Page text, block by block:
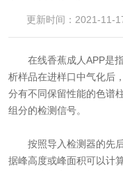
联
更新时间：2021-11-
在线香蕉成人APP是指
析样品在进样口中气化后
分有不同保留性能的色谱
组分的检测信号。
按照导入检测器的先后
据峰高度或峰面积可以计